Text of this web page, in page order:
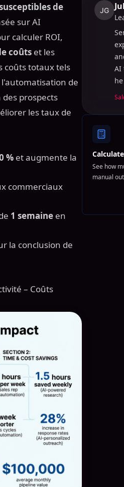
de
sur AI
calculer ROI,
coûts et les
coûts totaux tels
de
prospects
les taux de
% et augmente la
commerciaux
1 semaine en
la conclusion de
– Coûts
JG
AI
See how
manual